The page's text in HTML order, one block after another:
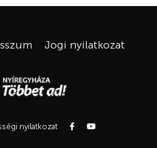
Jogi nyilatkozat
nyilatkozat